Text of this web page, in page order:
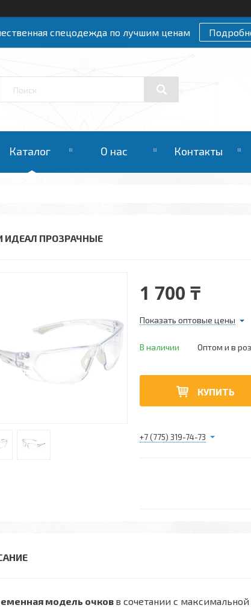
спецодежда по лучшим ценам
Каталог О нас Контакты
ИДЕАЛ ПРОЗРАЧНЫЕ
1 700 ₸
Показать оптовые цены
В наличии Оптом и в
КУПИТЬ
+7 (775) 319-74-73
модель очков в сочетании с